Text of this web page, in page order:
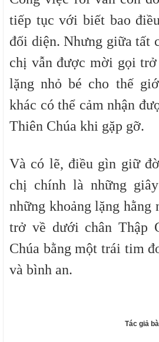
tiếp tục với biết bao
đối diện. Nhưng giữa tất
chị vẫn được mời gọi trở
lặng nhỏ bé cho thế
khác có thể cảm nhận
Thiên Chúa khi gặp gỡ.
Và có lẽ, điều gìn giữ
chị chính là những
những khoảng lặng hằng
trở về dưới chân Thập
Chúa bằng một trái tim
và bình an.
Tác giả